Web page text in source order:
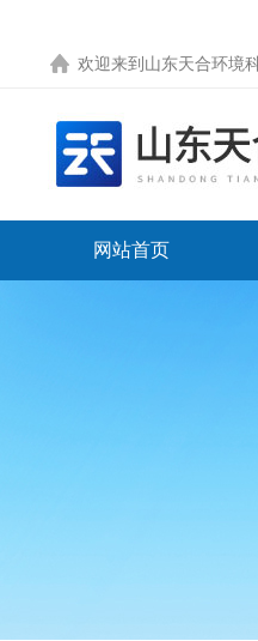
欢迎来到 山东天合环境
网站首页